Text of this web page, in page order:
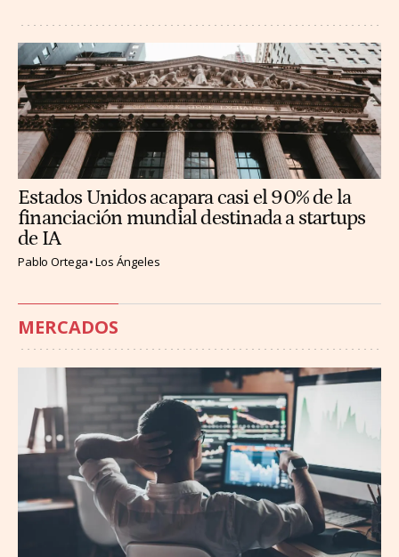
Estados Unidos acapara casi el 90% de la
financiación mundial destinada a startups
de IA
Pablo Ortega Los Ángeles
MERCADOS